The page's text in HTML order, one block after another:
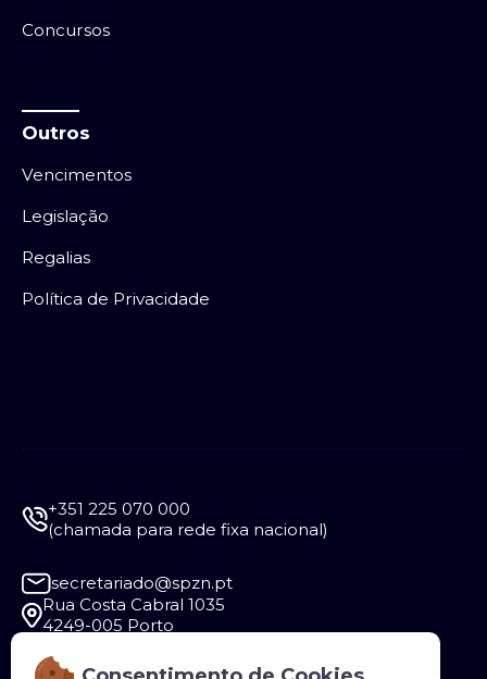
Concursos
Outros
Vencimentos
Legislação
Regalias
Política de Privacidade
+351 225 070 000
(chamada para rede fixa nacional)
secretariado@spzn.pt
Rua Costa Cabral 1035
4249-005 Porto